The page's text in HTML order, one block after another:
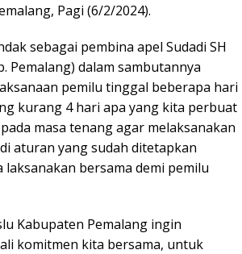
Pagi (6/2/2024).
sebagai pembina apel Sudadi SH
Pemalang) dalam sambutannya
pemilu tinggal beberapa hari
kurang 4 hari apa yang kita perbuat
masa tenang agar melaksanakan
aturan yang sudah ditetapkan
bersama demi pemilu
Kabupaten Pemalang ingin
komitmen kita bersama, untuk